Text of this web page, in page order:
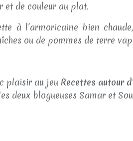
et de couleur au plat.
à l’armoricaine bien
ou de pommes de terre
plaisir au jeu Recettes autour
deux blogueuses Samar et